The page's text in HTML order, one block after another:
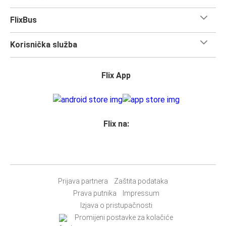
Skradinsko Polje, i povezuje 22 gradova.
ovom poznatom gradu. Sada je vrijeme da
Što očekivati u dok putuješ FlixBusom na relaciji
Zadar - Skradinsko Polje
i udobno - a kupnja karte ne može biti jednostavnija.
Najlakši način kupnje karte je pomoću našeaplikacije
Moći ćeš izvršiti svoju kupnju u roku od nekoliko sekundi i
nema potrebe za ispisom i nošenjem karte sa sobom, jer
će tvoj telefon biti tvoja karta.
FlixBus
Korisnička služba
Flix App
Flix na:
Prijava partnera
Zaštita podataka
Prava putnika
Impressum
Izjava o pristupačnosti
Promijeni postavke za kolačiće